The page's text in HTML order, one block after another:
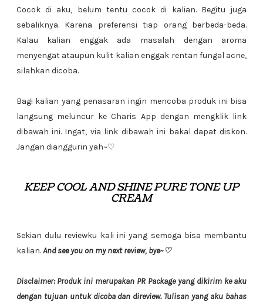
Cocok di aku, belum tentu cocok di kalian. Begitu juga
sebaliknya. Karena preferensi tiap orang berbeda-beda.
Kalau kalian enggak ada masalah dengan aroma
menyengat ataupun kulit kalian enggak rentan fungal acne,
silahkan dicoba.
Bagi kalian yang penasaran ingin mencoba produk ini bisa
langsung meluncur ke Charis App dengan mengklik link
dibawah ini. Ingat, via link dibawah ini bakal dapat diskon.
Jangan dianggurin yah~♡
KEEP COOL AND SHINE PURE TONE UP
CREAM
Sekian dulu reviewku kali ini yang semoga bisa membantu
kalian.And see you on my next review, bye~♡
Disclaimer: Produk ini merupakan PR Package yang dikirim ke aku
dengan tujuan untuk dicoba dan direview. Tulisan yang aku bahas